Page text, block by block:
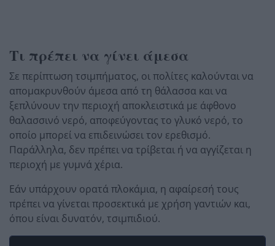
Τι πρέπει να γίνει άμεσα
Σε περίπτωση τσιμπήματος, οι πολίτες καλούνται να
απομακρυνθούν άμεσα από τη θάλασσα και να
ξεπλύνουν την περιοχή αποκλειστικά με άφθονο
θαλασσινό νερό, αποφεύγοντας το γλυκό νερό, το
οποίο μπορεί να επιδεινώσει τον ερεθισμό.
Παράλληλα, δεν πρέπει να τρίβεται ή να αγγίζεται η
περιοχή με γυμνά χέρια.
Εάν υπάρχουν ορατά πλοκάμια, η αφαίρεσή τους
πρέπει να γίνεται προσεκτικά με χρήση γαντιών και,
όπου είναι δυνατόν, τσιμπιδιού.